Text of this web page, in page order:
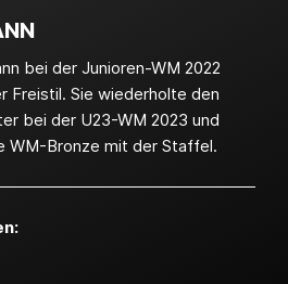
bei der Junioren-WM 2022
Freistil. Sie wiederholte den
bei der U23-WM 2023 und
WM-Bronze mit der Staffel.